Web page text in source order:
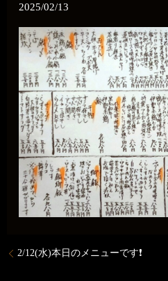
2025/02/13
2/12(水)本日のメニューです❗️